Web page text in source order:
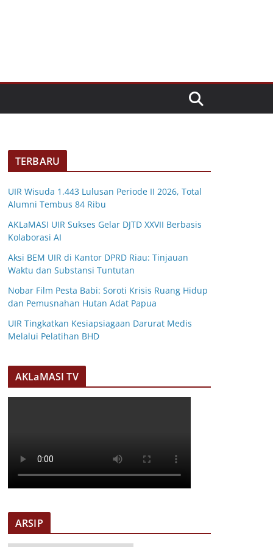
TERBARU
UIR Wisuda 1.443 Lulusan Periode II 2026, Total
Alumni Tembus 84 Ribu
AKLaMASI UIR Sukses Gelar DJTD XXVII Berbasis
Kolaborasi AI
Aksi BEM UIR di Kantor DPRD Riau: Tinjauan
Waktu dan Substansi Tuntutan
Nobar Film Pesta Babi: Soroti Krisis Ruang Hidup
dan Pemusnahan Hutan Adat Papua
UIR Tingkatkan Kesiapsiagaan Darurat Medis
Melalui Pelatihan BHD
AKLaMASI TV
ARSIP